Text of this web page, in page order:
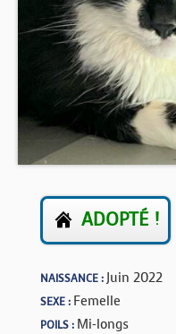
BOUTIQUE
ADOPTÉ !
NAISSANCE : Juin 2022
SEXE : Femelle
POILS : Mi-longs